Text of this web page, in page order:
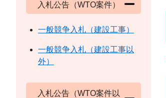
入札公告（WTO案件）
一般競争入札（建設工事）
一般競争入札（建設工事以
外）
入札公告（WTO案件以